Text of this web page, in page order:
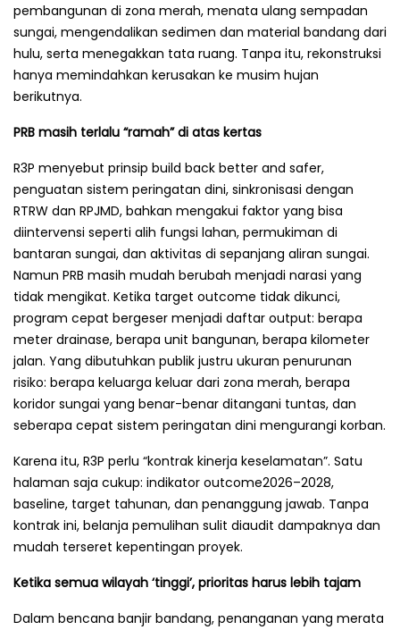
pembangunan di zona merah, menata ulang sempadan
sungai, mengendalikan sedimen dan material bandang dari
hulu, serta menegakkan tata ruang. Tanpa itu, rekonstruksi
hanya memindahkan kerusakan ke musim hujan
berikutnya.
PRB masih terlalu “ramah” di atas kertas
R3P menyebut prinsip build back better and safer,
penguatan sistem peringatan dini, sinkronisasi dengan
RTRW dan RPJMD, bahkan mengakui faktor yang bisa
diintervensi seperti alih fungsi lahan, permukiman di
bantaran sungai, dan aktivitas di sepanjang aliran sungai.
Namun PRB masih mudah berubah menjadi narasi yang
tidak mengikat. Ketika target outcome tidak dikunci,
program cepat bergeser menjadi daftar output: berapa
meter drainase, berapa unit bangunan, berapa kilometer
jalan. Yang dibutuhkan publik justru ukuran penurunan
risiko: berapa keluarga keluar dari zona merah, berapa
koridor sungai yang benar-benar ditangani tuntas, dan
seberapa cepat sistem peringatan dini mengurangi korban.
Karena itu, R3P perlu “kontrak kinerja keselamatan”. Satu
halaman saja cukup: indikator outcome2026–2028,
baseline, target tahunan, dan penanggung jawab. Tanpa
kontrak ini, belanja pemulihan sulit diaudit dampaknya dan
mudah terseret kepentingan proyek.
Ketika semua wilayah ‘tinggi’, prioritas harus lebih tajam
Dalam bencana banjir bandang, penanganan yang merata